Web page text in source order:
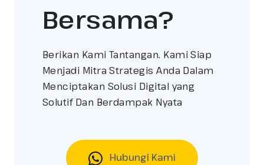
Bersama?
Berikan Kami Tantangan. Kami Siap
Menjadi Mitra Strategis Anda Dalam
Menciptakan Solusi Digital yang
Solutif Dan Berdampak Nyata
Hubungi Kami